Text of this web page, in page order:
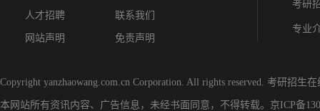
人才招聘 联系我们
网站声明 免责声明
考研
专业
Copyright yanzhaowang.com.cn Corporation. All rights reserved. 考研招生在
本网站所有资讯内容、广告信息，未经书面同意，不得转载。 京ICP备